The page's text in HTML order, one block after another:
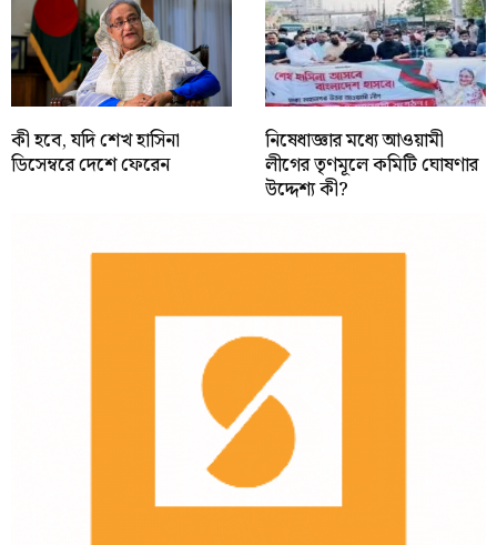
কী হবে, যদি শেখ হাসিনা
ডিসেম্বরে দেশে ফেরেন
নিষেধাজ্ঞার মধ্যে আওয়ামী
লীগের তৃণমূলে কমিটি ঘোষণার
উদ্দেশ্য কী?